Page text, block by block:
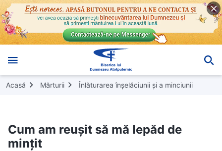
Acasă Mărturii Înlăturarea înșelăciunii și a minciunii
Cum am reușit să mă lepăd de
mințit